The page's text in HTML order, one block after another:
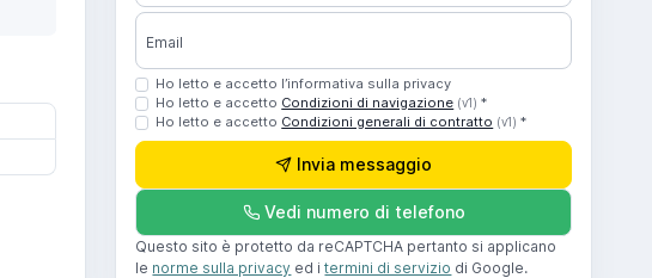
Email
Ho letto e accetto l’informativa sulla privacy
Ho letto e accetto Condizioni di navigazione (v1) *
Ho letto e accetto Condizioni generali di contratto (v1) *
Invia messaggio
Vedi numero di telefono
Questo sito è protetto da reCAPTCHA pertanto si applicano
le norme sulla privacy ed itermini di servizio di Google.